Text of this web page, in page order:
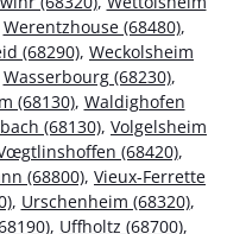
Werentzhouse (68480),
(68290), Weckolsheim
Wasserbourg (68230),
(68130), Waldighofen
(68130), Volgelsheim
(68420),
(68800), Vieux-Ferrette
, Urschenheim (68320),
, Uffholtz (68700),